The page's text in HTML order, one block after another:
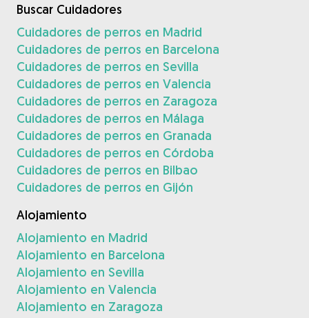
Buscar Cuidadores
Cuidadores de perros en Madrid
Cuidadores de perros en Barcelona
Cuidadores de perros en Sevilla
Cuidadores de perros en Valencia
Cuidadores de perros en Zaragoza
Cuidadores de perros en Málaga
Cuidadores de perros en Granada
Cuidadores de perros en Córdoba
Cuidadores de perros en Bilbao
Cuidadores de perros en Gijón
Alojamiento
Alojamiento en Madrid
Alojamiento en Barcelona
Alojamiento en Sevilla
Alojamiento en Valencia
Alojamiento en Zaragoza